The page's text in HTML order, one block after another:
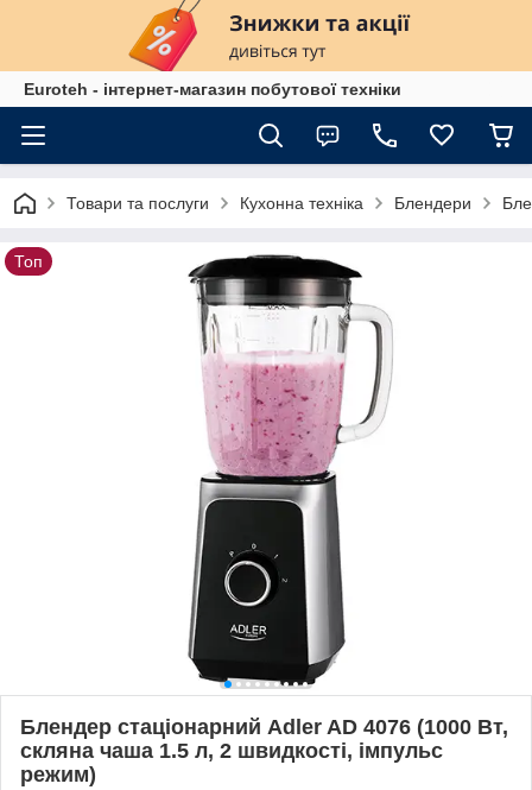
Euroteh - інтернет-магазин побутової техніки
Товари та послуги Кухонна техніка Блендери
Топ
Блендер стаціонарний Adler AD 4076 (1000 Вт,
скляна чаша 1.5 л, 2 швидкості, імпульс
режим)